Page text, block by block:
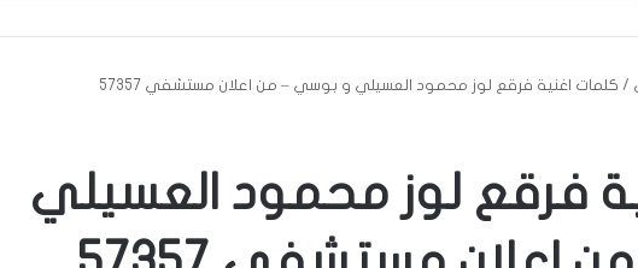
/ كلمات اغنية فرقع لوز محمود العسيلي و بوسي – من اعلان مستشفي 57357
فرقع لوز محمود العسيلي